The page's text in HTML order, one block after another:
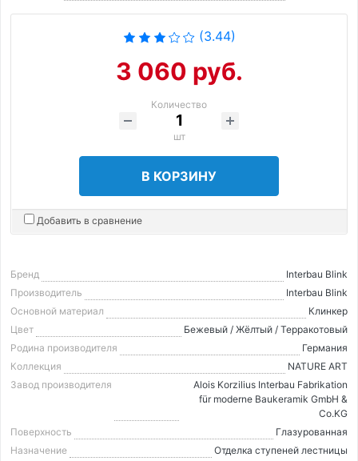
(3.44)
3 060 руб.
Количество
шт
В КОРЗИНУ
Добавить в сравнение
Бренд
Interbau Blink
Производитель
Interbau Blink
Основной материал
Клинкер
Цвет
Бежевый / Жёлтый / Терракотовый
Родина производителя
Германия
Коллекция
NATURE ART
Завод производителя
Alois Korzilius Interbau Fabrikation
für moderne Baukeramik GmbH &
Co.KG
Поверхность
Глазурованная
Назначение
Отделка ступеней лестницы